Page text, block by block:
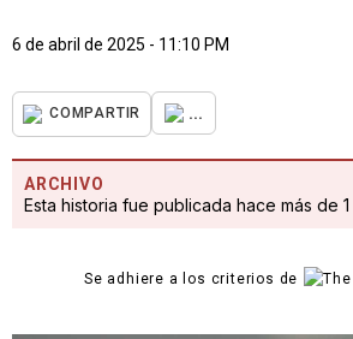
6 de abril de 2025 - 11:10 PM
COMPARTIR ...
ARCHIVO
Esta historia fue publicada hace más de 1
Se adhiere a los criterios de